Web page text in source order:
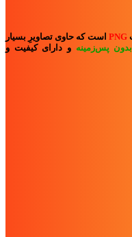
PNG است که حاوی تصاویرِ بسیار
بدون پس‌زمینه و دارای کیفیت و